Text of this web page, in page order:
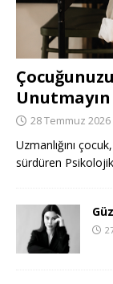
Unutmayın
28 Temmuz 2026
Uzmanlığını
sürdüren